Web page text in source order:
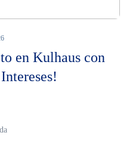
en Kulhaus con